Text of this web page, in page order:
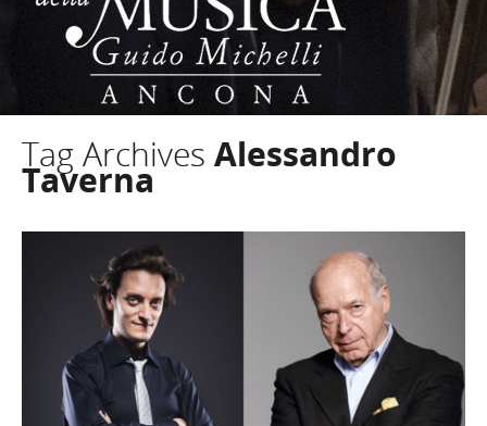
Tag Archives Alessandro
Taverna